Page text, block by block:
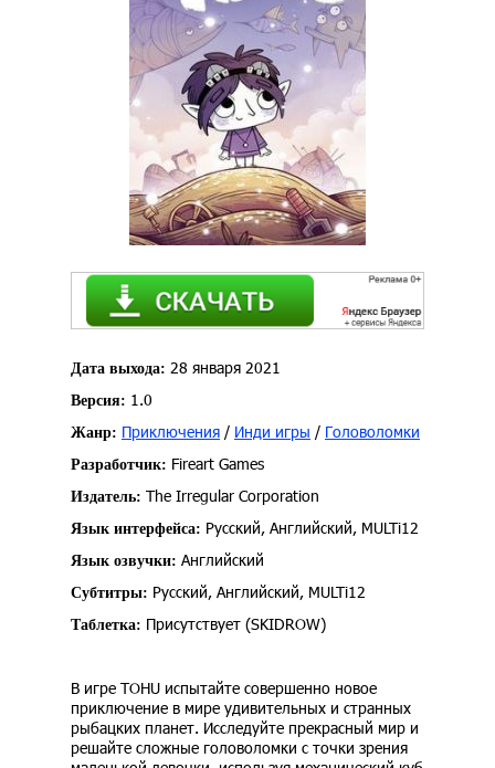
Дата выхода: 28 января 2021
Версия: 1.0
Жанр: Приключения / Инди игры / Головоломки
Разработчик: Fireart Games
Издатель: The Irregular Corporation
Язык интерфейса: Русский, Английский, MULTi12
Язык озвучки: Английский
Субтитры: Русский, Английский, MULTi12
Таблетка: Присутствует (SKIDROW)
В игре TOHU испытайте совершенно новое
приключение в мире удивительных и странных
рыбацких планет. Исследуйте прекрасный мир и
решайте сложные головоломки с точки зрения